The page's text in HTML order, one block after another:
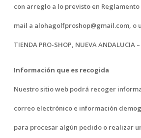
con arreglo a lo previsto en
mail a alohagolfproshop@gmail.com, o
TIENDA PRO-SHOP, NUEVA
Información que es recogida
Nuestro sitio web podrá recoger
correo electrónico e información
para procesar algún pedido o realizar